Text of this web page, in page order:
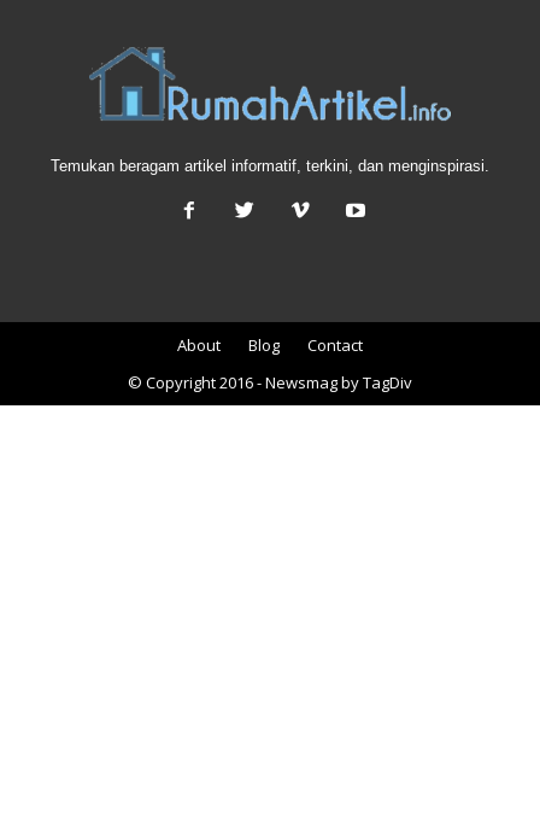
Temukan beragam artikel informatif, terkini, dan menginspirasi.
About Blog
Contact
© Copyright 2016 - Newsmag by TagDiv